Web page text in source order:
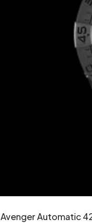
Avenger Automatic